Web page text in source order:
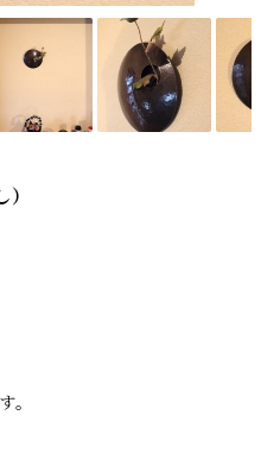
）
。